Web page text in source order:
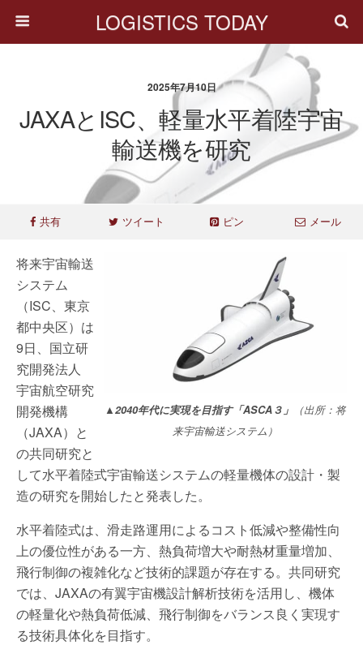
LOGISTICS TODAY
2025年7月10日
JAXAとISC、軽量水平着陸宇宙
輸送機を研究
共有 ツイート ピン メール
▲2040年代に実現を目指す「ASCA３」
（出所：将
来宇宙輸送システム）
将来宇宙輸送
システム
（ISC、東京
都中央区）は
9日、国立研
究開発法人
宇宙航空研究
開発機構
（JAXA）と
の共同研究と
して水平着陸式宇宙輸送システムの軽量機体の設計・製
造の研究を開始したと発表した。
水平着陸式は、滑走路運用によるコスト低減や整備性向
上の優位性がある一方、熱負荷増大や耐熱材重量増加、
飛行制御の複雑化など技術的課題が存在する。共同研究
では、JAXAの有翼宇宙機設計解析技術を活用し、機体
の軽量化や熱負荷低減、飛行制御をバランス良く実現す
る技術具体化を目指す。